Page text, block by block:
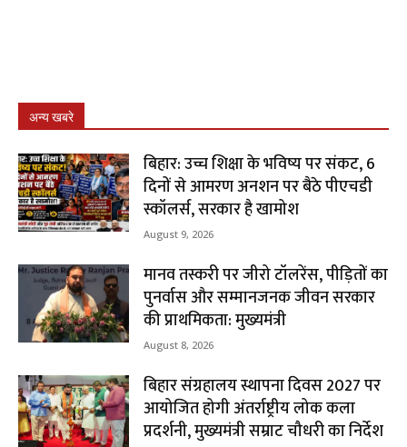
अन्य खबरे
बिहार: उच्च शिक्षा के भविष्य पर संकट, 6
दिनों से आमरण अनशन पर बैठे पीएचडी
स्कॉलर्स, सरकार है खामोश
August 9, 2026
मानव तस्करी पर जीरो टॉलरेंस, पीड़ितों का
पुनर्वास और सम्मानजनक जीवन सरकार
की प्राथमिकता: मुख्यमंत्री
August 8, 2026
बिहार संग्रहालय स्थापना दिवस 2027 पर
आयोजित होगी अंतर्राष्ट्रीय लोक कला
प्रदर्शनी, मुख्यमंत्री सम्राट चौधरी का निर्देश